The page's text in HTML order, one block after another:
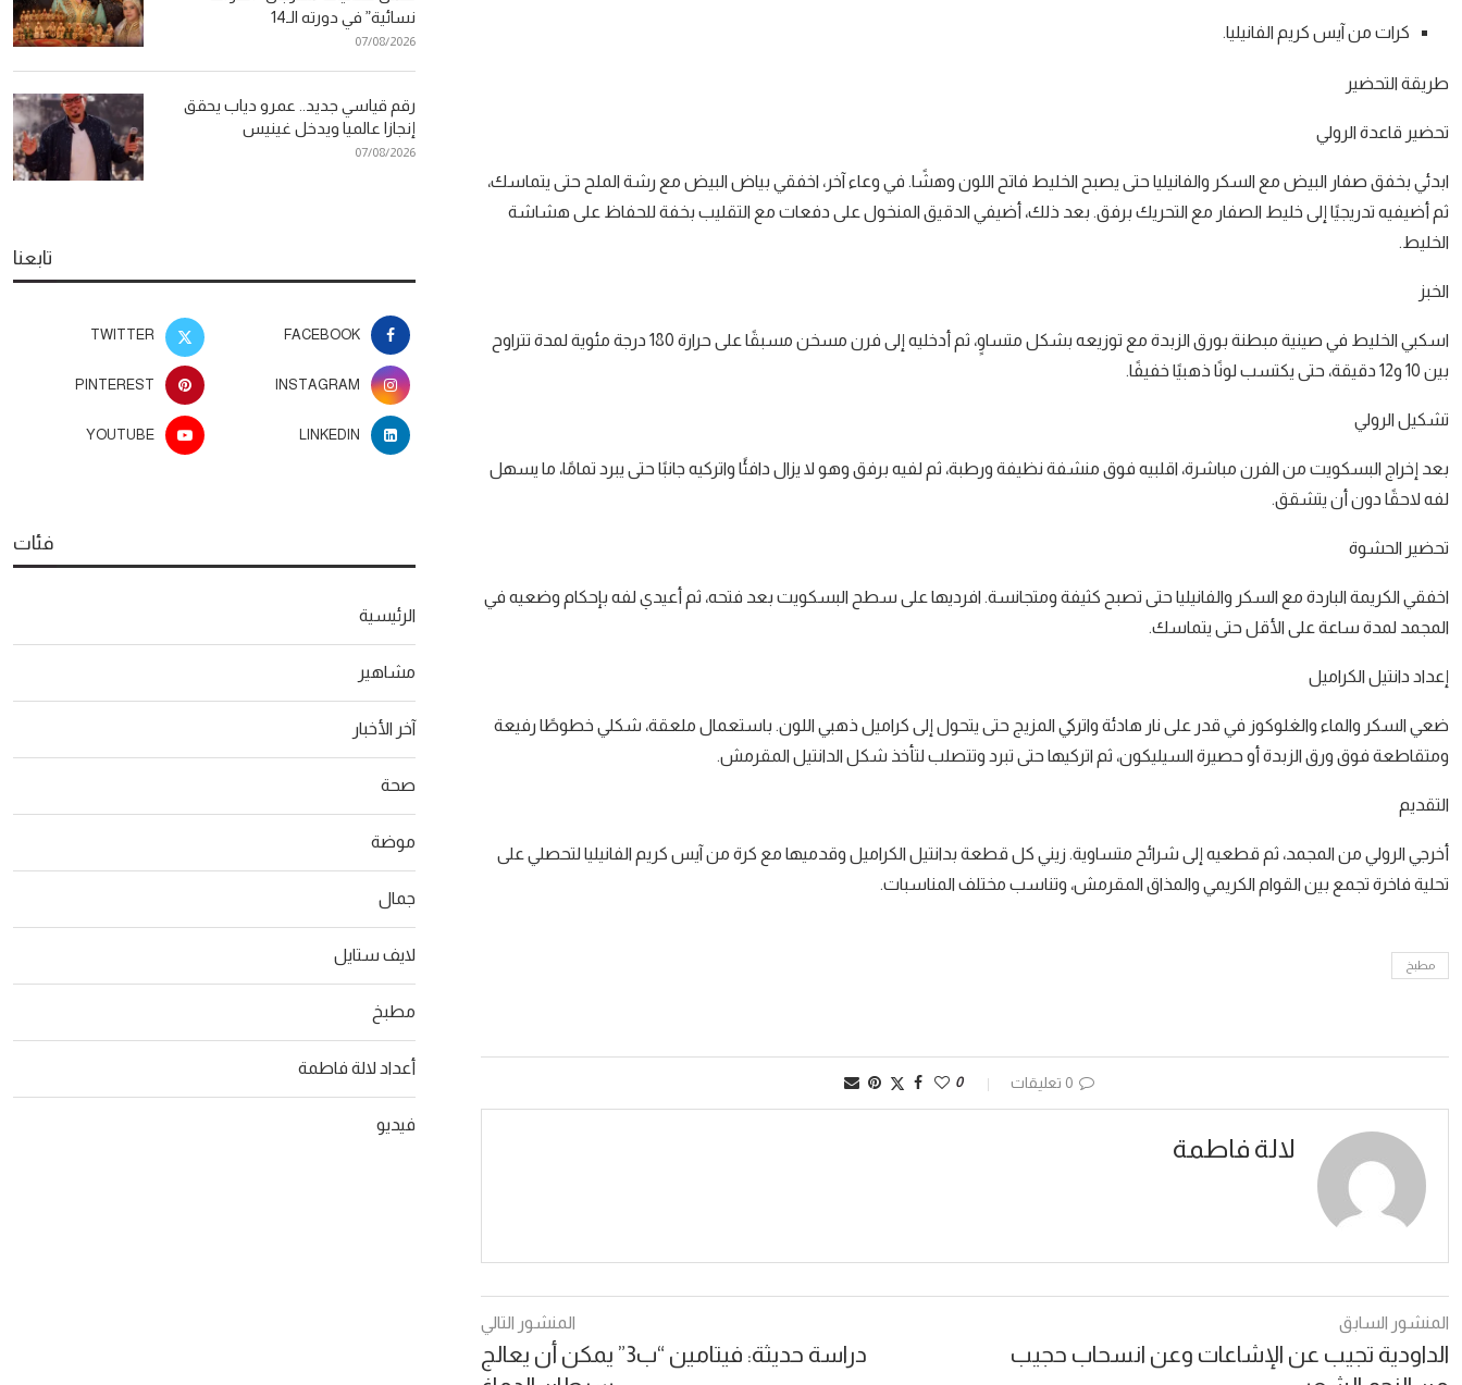
كرات من آيس كريم الفانيليا.
طريقة التحضير
تحضير قاعدة الرولي
ابدئي بخفق صفار البيض مع السكر والفانيليا حتى يصبح الخليط فاتح اللون وهشًا. في وعاء آخر، اخفقي بياض البيض مع رشة الملح حتى يتماسك،
ثم أضيفيه تدريجيًا إلى خليط الصفار مع التحريك برفق. بعد ذلك، أضيفي الدقيق المنخول على دفعات مع التقليب بخفة للحفاظ على هشاشة
الخليط.
الخبز
اسكبي الخليط في صينية مبطنة بورق الزبدة مع توزيعه بشكل متساوٍ، ثم أدخليه إلى فرن مسخن مسبقًا على حرارة 180 درجة مئوية لمدة تتراوح
بين 10 و12 دقيقة، حتى يكتسب لونًا ذهبيًا خفيفًا.
تشكيل الرولي
بعد إخراج البسكويت من الفرن مباشرة، اقلبيه فوق منشفة نظيفة ورطبة، ثم لفيه برفق وهو لا يزال دافئًا واتركيه جانبًا حتى يبرد تمامًا، ما يسهل
لفه لاحقًا دون أن يتشقق.
تحضير الحشوة
اخفقي الكريمة الباردة مع السكر والفانيليا حتى تصبح كثيفة ومتجانسة. افرديها على سطح البسكويت بعد فتحه، ثم أعيدي لفه بإحكام وضعيه في
المجمد لمدة ساعة على الأقل حتى يتماسك.
إعداد دانتيل الكراميل
ضعي السكر والماء والغلوكوز في قدر على نار هادئة واتركي المزيج حتى يتحول إلى كراميل ذهبي اللون. باستعمال ملعقة، شكلي خطوطًا رفيعة
ومتقاطعة فوق ورق الزبدة أو حصيرة السيليكون، ثم اتركيها حتى تبرد وتتصلب لتأخذ شكل الدانتيل المقرمش.
التقديم
أخرجي الرولي من المجمد، ثم قطعيه إلى شرائح متساوية. زيني كل قطعة بدانتيل الكراميل وقدميها مع كرة من آيس كريم الفانيليا لتحصلي على
تحلية فاخرة تجمع بين القوام الكريمي والمذاق المقرمش، وتناسب مختلف المناسبات.
مطبخ
0 تعليقات 0
لالة فاطمة
المنشور السابق
الداودية تجيب عن الإشاعات وعن انسحاب حجيب
المنشور التالي
دراسة حديثة: فيتامين “ب3” يمكن أن يعالج
نسائية” في دورته الـ14
07/08/2026
رقم قياسي جديد.. عمرو دياب يحقق
إنجازا عالميا ويدخل غينيس
07/08/2026
تابعنا
FACEBOOK
TWITTER
INSTAGRAM
PINTEREST
LINKEDIN
YOUTUBE
فئات
الرئيسية
مشاهير
آخر الأخبار
صحة
موضة
جمال
لايف ستايل
مطبخ
أعداد لالة فاطمة
فيديو